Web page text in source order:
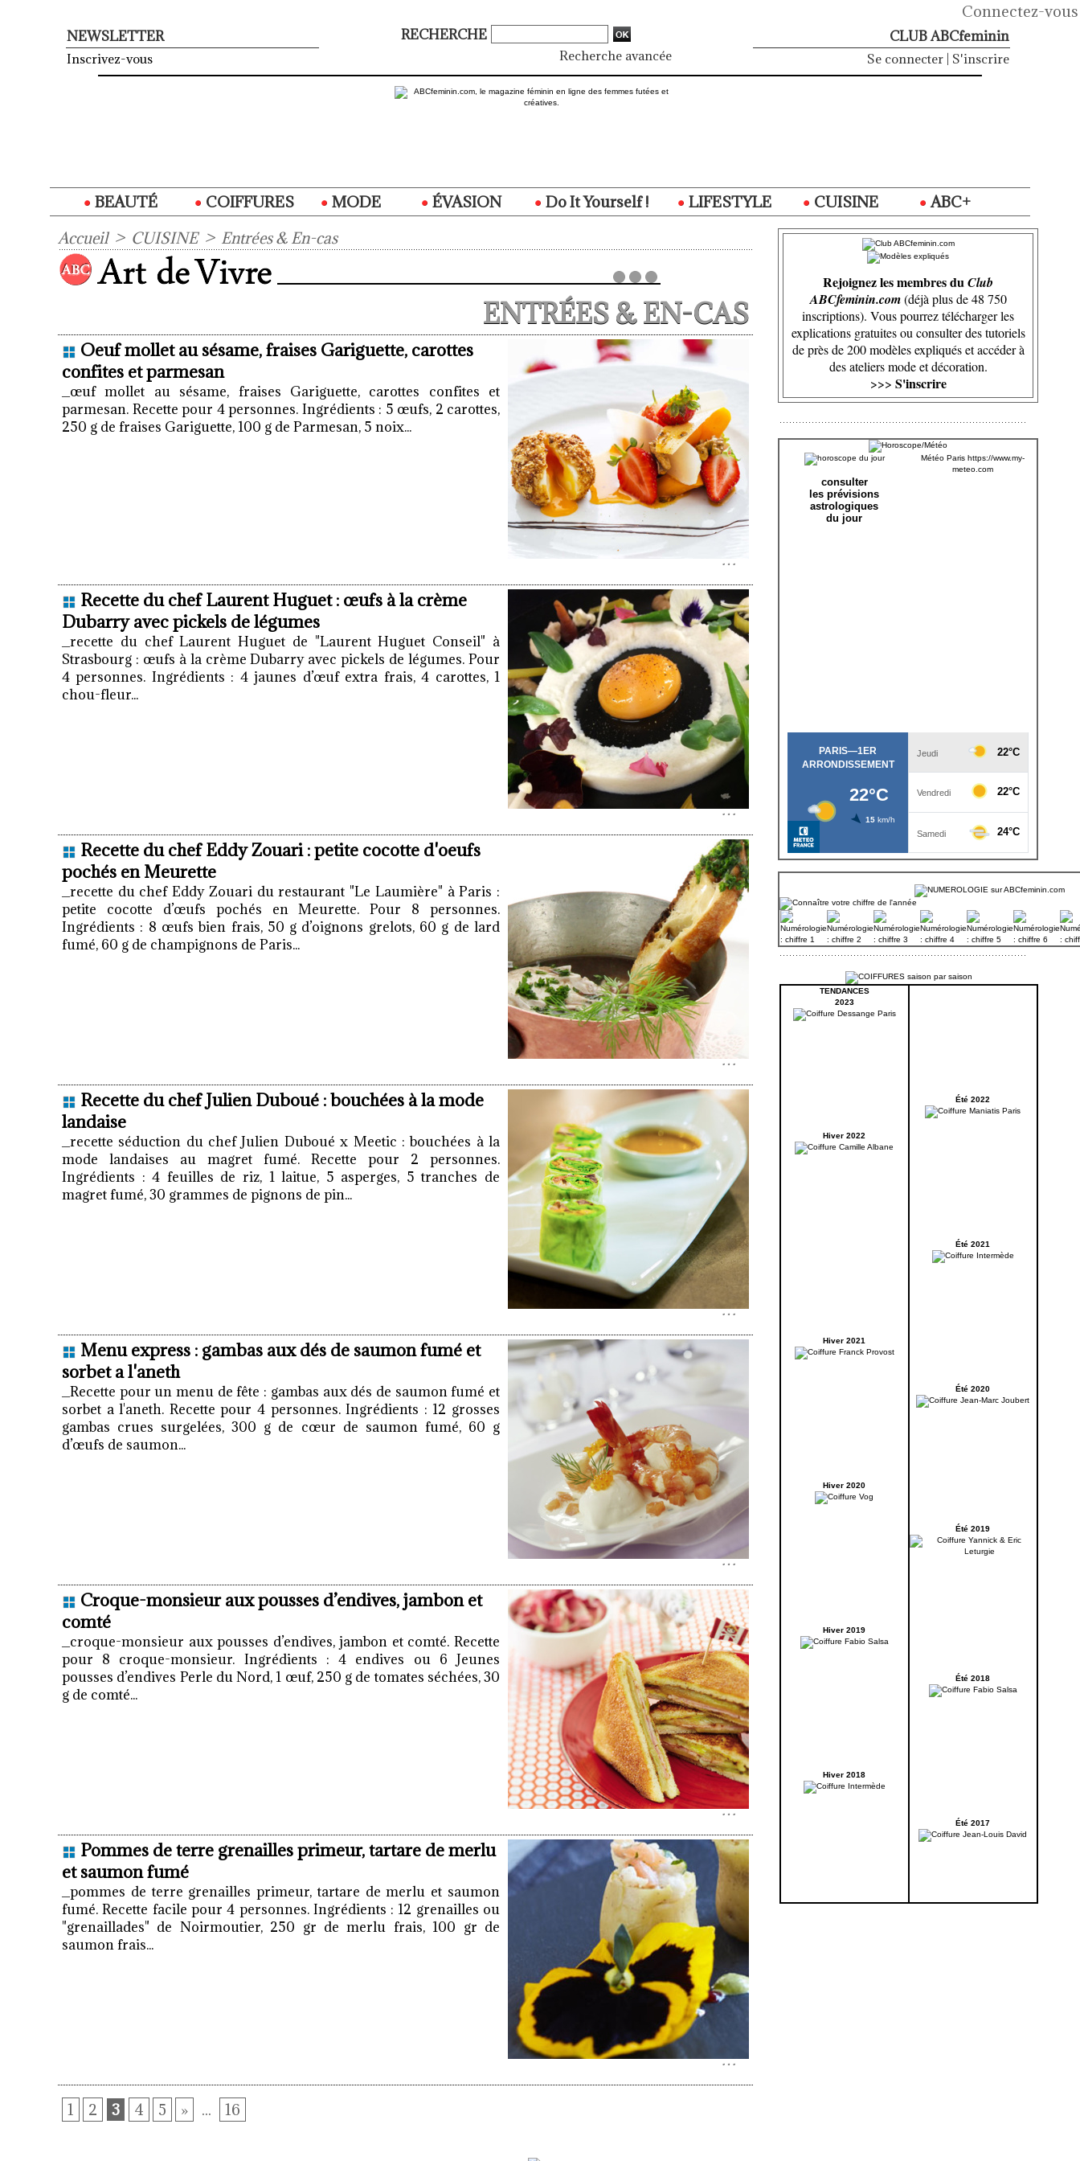
Connectez-vous
NEWSLETTER
Inscrivez-vous
RECHERCHE
Recherche avancée
CLUB ABCfeminin
Se connecter S'inscrire
BEAUTÉ COIFFURES MODE ÉVASION Do It Yourself ! LIFESTYLE CUISINE
ABC+
Accueil > CUISINE > Entrées & En-cas
ENTRÉES & EN-CAS
Oeuf mollet au sésame, fraises Gariguette, carottes
confites et parmesan
_œuf mollet au sésame, fraises Gariguette, carottes confites et
parmesan. Recette pour 4 personnes. Ingrédients : 5 œufs, 2 carottes,
250 g de fraises Gariguette, 100 g de Parmesan, 5 noix...
Recette du chef Laurent Huguet : œufs à la crème
Dubarry avec pickels de légumes
_recette du chef Laurent Huguet de "Laurent Huguet Conseil" à
Strasbourg : œufs à la crème Dubarry avec pickels de légumes. Pour
4 personnes. Ingrédients : 4 jaunes d’œuf extra frais, 4 carottes, 1
chou-fleur...
Recette du chef Eddy Zouari : petite cocotte d'oeufs
pochés en Meurette
_recette du chef Eddy Zouari du restaurant "Le Laumière" à Paris :
petite cocotte d’œufs pochés en Meurette. Pour 8 personnes.
Ingrédients : 8 œufs bien frais, 50 g d’oignons grelots, 60 g de lard
fumé, 60 g de champignons de Paris...
Recette du chef Julien Duboué : bouchées à la mode
landaise
_recette séduction du chef Julien Duboué x Meetic : bouchées à la
mode landaises au magret fumé. Recette pour 2 personnes.
Ingrédients : 4 feuilles de riz, 1 laitue, 5 asperges, 5 tranches de
magret fumé, 30 grammes de pignons de pin...
Menu express : gambas aux dés de saumon fumé et
sorbet a l'aneth
_Recette pour un menu de fête : gambas aux dés de saumon fumé et
sorbet a l'aneth. Recette pour 4 personnes. Ingrédients : 12 grosses
gambas crues surgelées, 300 g de cœur de saumon fumé, 60 g
d’œufs de saumon...
Croque-monsieur aux pousses d’endives, jambon et
comté
_croque-monsieur aux pousses d’endives, jambon et comté. Recette
pour 8 croque-monsieur. Ingrédients : 4 endives ou 6 Jeunes
pousses d’endives Perle du Nord, 1 œuf, 250 g de tomates séchées, 30
g de comté...
Pommes de terre grenailles primeur, tartare de merlu
et saumon fumé
_pommes de terre grenailles primeur, tartare de merlu et saumon
fumé. Recette facile pour 4 personnes. Ingrédients : 12 grenailles ou
"grenaillades" de Noirmoutier, 250 gr de merlu frais, 100 gr de
saumon frais...
1 2 3 4 5 » ... 16
Rejoignez les membres duClub
ABCfeminin.com(déjà plus de 48 750
inscriptions). Vous pourrez télécharger les
explications gratuites ou consulter des tutoriels
de près de 200 modèles expliqués et accéder à
des ateliers mode et décoration.
>>> S'inscrire
consulter
les prévisions
astrologiques
du jour
Météo Paris https://www.my-
meteo.com
TENDANCES
2023
Hiver 2022
Hiver 2021
Hiver 2020
Hiver 2019
Hiver 2018
Été 2022
Été 2021
Été 2020
Été 2019
Été 2018
Été 2017